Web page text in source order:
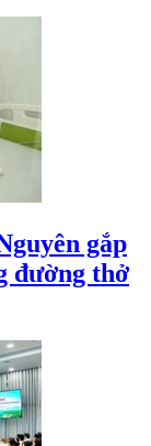
gắp
đường thở